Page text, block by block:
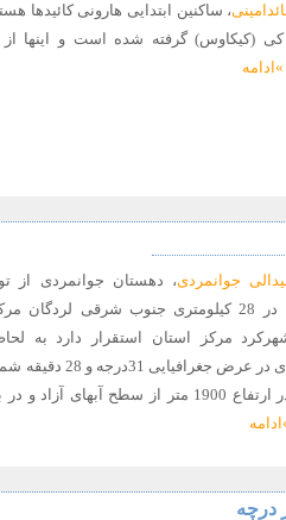
، ساکنین ابتدایی هارونی کائیدها
کی (کیکاوس) گرفته شده است و اینها
»ادامه
جوانمردی، دهستان جوانمردی از
مرکز استان استقرار دارد به
شرقی در ارتفاع 1900 متر از سطح
درچه